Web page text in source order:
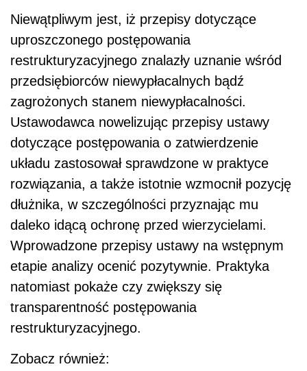
Niewątpliwym jest, iż przepisy dotyczące
uproszczonego postępowania
restrukturyzacyjnego znalazły uznanie wśród
przedsiębiorców niewypłacalnych bądź
zagrożonych stanem niewypłacalności.
Ustawodawca nowelizując przepisy ustawy
dotyczące postępowania o zatwierdzenie
układu zastosował sprawdzone w praktyce
rozwiązania, a także istotnie wzmocnił pozycję
dłużnika, w szczególności przyznając mu
daleko idącą ochronę przed wierzycielami.
Wprowadzone przepisy ustawy na wstępnym
etapie analizy ocenić pozytywnie. Praktyka
natomiast pokaże czy zwiększy się
transparentność postępowania
restrukturyzacyjnego.
Zobacz również: